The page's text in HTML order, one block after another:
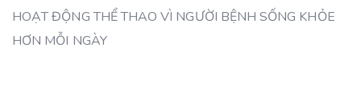
HOẠT ĐỘNG THỂ THAO VÌ NGƯỜI BỆNH SỐNG KHỎE
HƠN MỖI NGÀY